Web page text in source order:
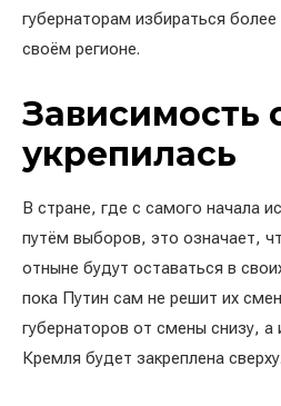
губернаторам избираться
своём регионе.
Зависимость
укрепилась
В стране, где с самого начала
путём выборов, это означает,
отныне будут оставаться в
пока Путин сам не решит их
губернаторов от смены снизу, а
Кремля будет закреплена сверху.